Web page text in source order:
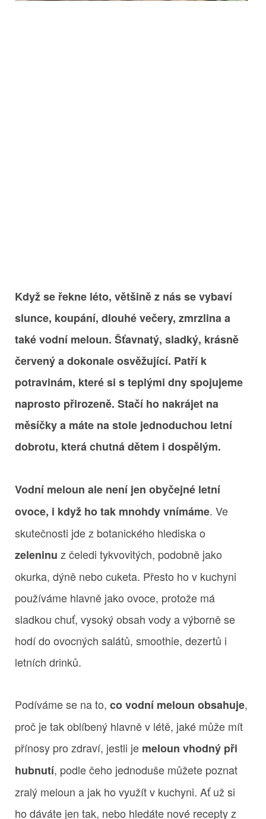
Když se řekne léto, většině z nás se vybaví
slunce, koupání, dlouhé večery, zmrzlina a
také vodní meloun. Šťavnatý, sladký, krásně
červený a dokonale osvěžující. Patří k
potravinám, které si s teplými dny spojujeme
naprosto přirozeně. Stačí ho nakrájet na
měsíčky a máte na stole jednoduchou letní
dobrotu, která chutná dětem i dospělým.
Vodní meloun ale není jen obyčejné letní
ovoce, i když ho tak mnohdy vnímáme. Ve
skutečnosti jde z botanického hlediska o
zeleninu z čeledi tykvovitých, podobně jako
okurka, dýně nebo cuketa. Přesto ho v kuchyni
používáme hlavně jako ovoce, protože má
sladkou chuť, vysoký obsah vody a výborně se
hodí do ovocných salátů, smoothie, dezertů i
letních drinků.
Podíváme se na to, co vodní meloun obsahuje,
proč je tak oblíbený hlavně v létě, jaké může mít
přínosy pro zdraví, jestli je meloun vhodný při
hubnutí, podle čeho jednoduše můžete poznat
zralý meloun a jak ho využít v kuchyni. Ať už si
ho dáváte jen tak, nebo hledáte nové recepty z